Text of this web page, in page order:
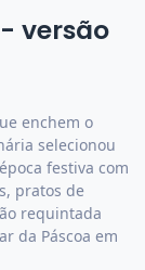
versão
enchem o
selecionou
festiva com
pratos de
requintada
da Páscoa em